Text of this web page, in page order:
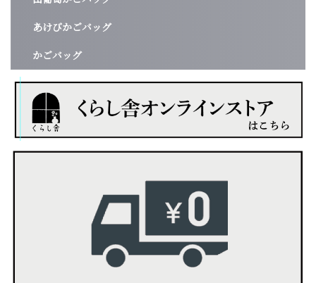
あけびかごバッグ
かごバッグ